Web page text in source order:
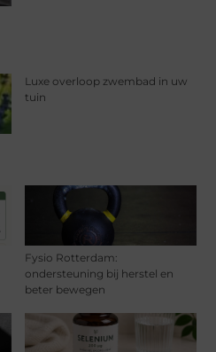
Luxe overloop zwembad in uw
tuin
Fysio Rotterdam:
ondersteuning bij herstel en
beter bewegen